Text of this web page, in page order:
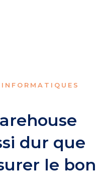
dur que
le bon